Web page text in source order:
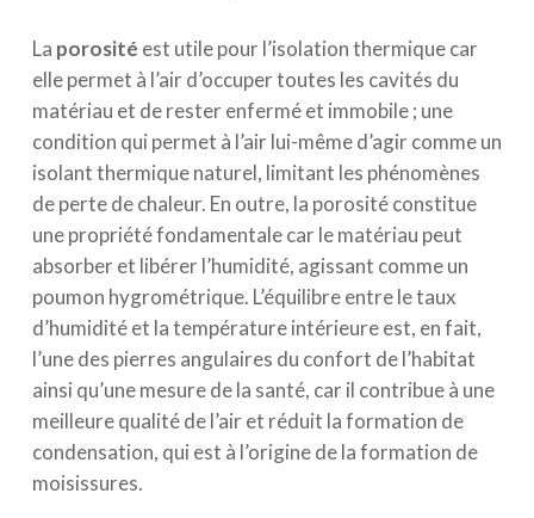
La porosité est utile pour l’isolation thermique car
elle permet à l’air d’occuper toutes les cavités du
matériau et de rester enfermé et immobile ; une
condition qui permet à l’air lui-même d’agir comme un
isolant thermique naturel, limitant les phénomènes
de perte de chaleur. En outre, la porosité constitue
une propriété fondamentale car le matériau peut
absorber et libérer l’humidité, agissant comme un
poumon hygrométrique. L’équilibre entre le taux
d’humidité et la température intérieure est, en fait,
l’une des pierres angulaires du confort de l’habitat
ainsi qu’une mesure de la santé, car il contribue à une
meilleure qualité de l’air et réduit la formation de
condensation, qui est à l’origine de la formation de
moisissures.